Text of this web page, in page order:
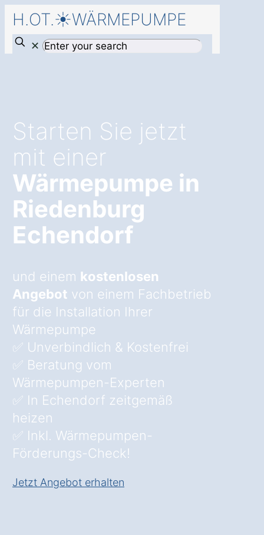
H.OT.☀️WÄRMEPUMPE
✕
Starten Sie jetzt
mit einer
Wärmepumpe in
Riedenburg
Echendorf
und einem kostenlosen
Angebot von einem Fachbetrieb
für die Installation Ihrer
Wärmepumpe
✅ Unverbindlich & Kostenfrei
✅ Beratung vom
Wärmepumpen-Experten
✅ In Echendorf zeitgemäß
heizen
✅ Inkl. Wärmepumpen-
Förderungs-Check!
Jetzt Angebot erhalten